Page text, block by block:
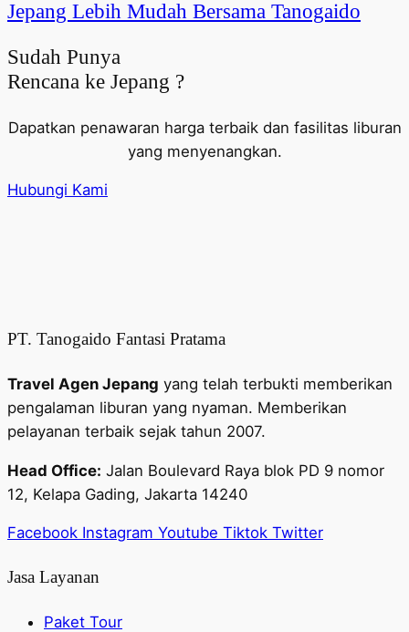
Jepang Lebih Mudah Bersama Tanogaido
Sudah Punya
Rencana ke Jepang ?
Dapatkan penawaran harga terbaik dan fasilitas liburan
yang menyenangkan.
Hubungi Kami
PT. Tanogaido Fantasi Pratama
Travel Agen Jepang yang telah terbukti memberikan
pengalaman liburan yang nyaman. Memberikan
pelayanan terbaik sejak tahun 2007.
Head Office: Jalan Boulevard Raya blok PD 9 nomor
12, Kelapa Gading, Jakarta 14240
Facebook Instagram Youtube Tiktok Twitter
Jasa Layanan
Paket Tour